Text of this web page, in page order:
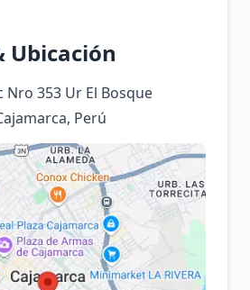
Ubicación
Nro 353 Ur El Bosque
Perú